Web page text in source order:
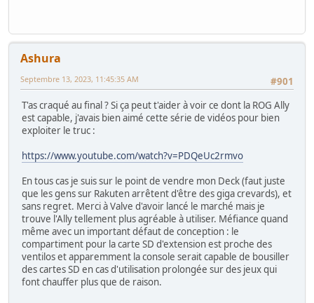
Ashura
#901
Septembre 13, 2023, 11:45:35 AM
T'as craqué au final ? Si ça peut t'aider à voir ce dont la ROG Ally
est capable, j'avais bien aimé cette série de vidéos pour bien
exploiter le truc :
https://www.youtube.com/watch?v=PDQeUc2rmvo
En tous cas je suis sur le point de vendre mon Deck (faut juste
que les gens sur Rakuten arrêtent d'être des giga crevards), et
sans regret. Merci à Valve d'avoir lancé le marché mais je
trouve l'Ally tellement plus agréable à utiliser. Méfiance quand
même avec un important défaut de conception : le
compartiment pour la carte SD d'extension est proche des
ventilos et apparemment la console serait capable de bousiller
des cartes SD en cas d'utilisation prolongée sur des jeux qui
font chauffer plus que de raison.